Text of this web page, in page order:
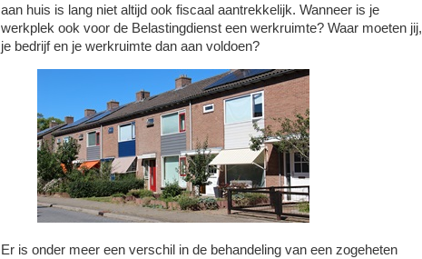
aan huis is lang niet altijd ook fiscaal aantrekkelijk. Wanneer is je
werkplek ook voor de Belastingdienst een werkruimte? Waar moeten jij,
je bedrijf en je werkruimte dan aan voldoen?
Er is onder meer een verschil in de behandeling van een zogeheten